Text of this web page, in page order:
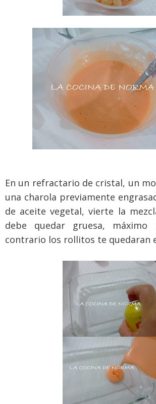
En un refractario de cristal, un
una charola previamente
de aceite vegetal, vierte la
debe quedar gruesa,
contrario los rollitos te quedaran